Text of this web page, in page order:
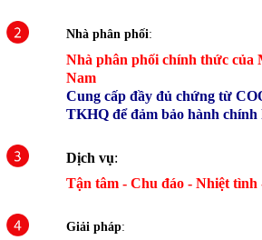
Nhà phân phối:
Nhà phân phối chính thức
Nam
Cung cấp đầy đủ chứng từ
TKHQ để đảm bảo hành chính
Dịch vụ:
Tận tâm - Chu đáo - Nhiệt tình
Giải pháp: